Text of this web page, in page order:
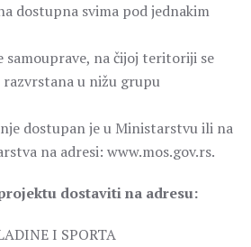
dostupna svima pod jednakim
na čijoj teritoriji se
u nižu grupu
dostupan je u Ministarstvu ili na
na adresi: www.mos.gov.rs.
dostaviti na adresu:
I SPORTA